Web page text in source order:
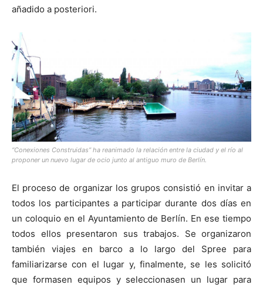
añadido a posteriori.
“Conexiones Construidas” ha reanimado la relación entre la ciudad y el río al
proponer un nuevo lugar de ocio junto al antiguo muro de Berlín.
El proceso de organizar los grupos consistió en invitar a
todos los participantes a participar durante dos días en
un coloquio en el Ayuntamiento de Berlín. En ese tiempo
todos ellos presentaron sus trabajos. Se organizaron
también viajes en barco a lo largo del Spree para
familiarizarse con el lugar y, finalmente, se les solicitó
que formasen equipos y seleccionasen un lugar para